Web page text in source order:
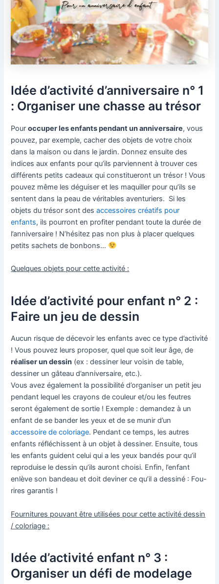
Idée d’activité d’anniversaire n° 1
: Organiser une chasse au trésor
Pouroccuper les enfants pendant un anniversaire, vous
pouvez, par exemple, cacher des objets de votre choix
dans la maison ou dans le jardin. Donnez ensuite des
indices aux enfants pour qu’ils parviennent à trouver ces
différents petits cadeaux qui constitueront un trésor ! Vous
pouvez même les déguiser et les maquiller pour qu’ils se
sentent dans la peau de véritables aventuriers. Si les
objets du trésor sont desaccessoires créatifs pour
enfants, ils pourront en profiter pendant toute la durée de
l’anniversaire ! N’hésitez pas non plus à placer quelques
petits sachets de bonbons…
Quelques objets pour cette activité :
Idée d’activité pour enfant n° 2 :
Faire un jeu de dessin
Aucun risque de décevoir les enfants avec ce type d’activité
! Vous pouvez leurs proposer, quel que soit leur âge, de
réaliser un dessin (ex : dessiner leur voisin de table,
dessiner un gâteau d’anniversaire, etc.).
Vous avez également la possibilité d’organiser un petit jeu
pendant lequel les crayons de couleur et/ou les feutres
seront également de sortie ! Exemple : demandez à un
enfant de se bander les yeux et de se munir d’un
accessoire de coloriage. Pendant ce temps, les autres
enfants réfléchissent à un objet à dessiner. Ensuite, tous
les enfants guident celui qui a les yeux bandés pour qu’il
reproduise le dessin qu’ils auront choisi. Enfin, l’enfant
enlève son bandeau et doit deviner ce qu’il a dessiné : Fou-
rires garantis !
Fournitures pouvant être utilisées pour cette activité dessin
/ coloriage :
Idée d’activité enfant n° 3 :
Organiser un défi de modelage